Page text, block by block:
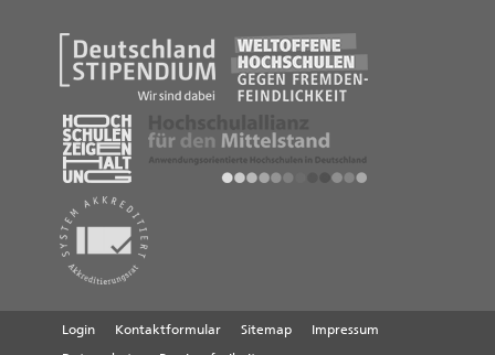
Login Kontaktformular Sitemap
Impressum